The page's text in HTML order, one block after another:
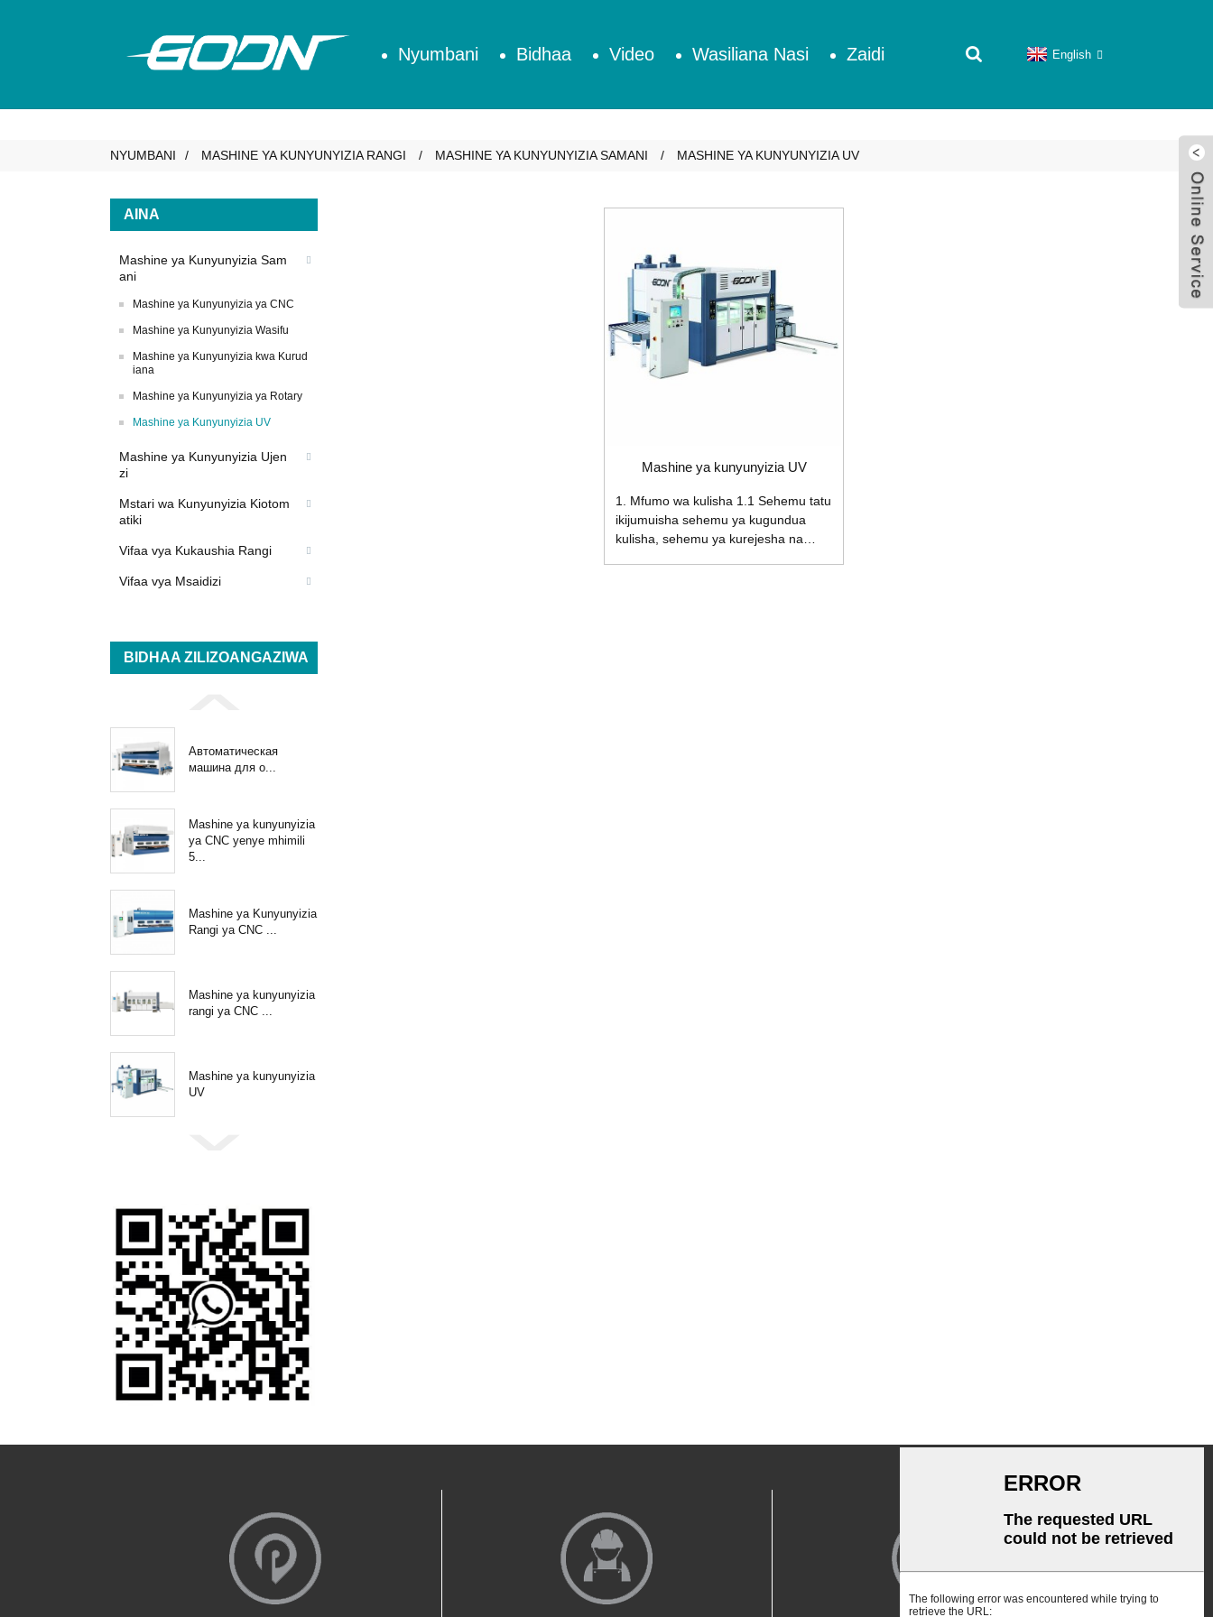
Nyumbani Bidhaa Video Wasiliana Nasi Zaidi English
NYUMBANI MASHINE YA KUNYUNYIZIA RANGI MASHINE YA KUNYUNYIZIA SAMANI MASHINE YA KUNYUNYIZIA UV
AINA
Mashine ya Kunyunyizia Sam
ani
Mashine ya Kunyunyizia ya CNC
Mashine ya Kunyunyizia Wasifu
Mashine ya Kunyunyizia kwa Kurud
iana
Mashine ya Kunyunyizia ya Rotary
Mashine ya Kunyunyizia UV
Mashine ya Kunyunyizia Ujen
zi
Mstari wa Kunyunyizia Kiotom
atiki
Vifaa vya Kukaushia Rangi
Vifaa vya Msaidizi
BIDHAA ZILIZOANGAZIWA
Автоматическая
машина для о...
Mashine ya kunyunyizia
ya CNC yenye mhimili
5...
Mashine ya Kunyunyizia
Rangi ya CNC ...
Mashine ya kunyunyizia
rangi ya CNC ...
Mashine ya kunyunyizia
UV
Mashine ya kunyunyizia UV
1. Mfumo wa kulisha 1.1 Sehemu tatu
ikijumuisha sehemu ya kugundua
kulisha, sehemu ya kurejesha na